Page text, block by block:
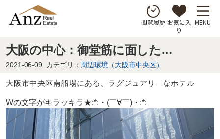
閲覧履歴 お気に入
り
MENU
大阪の中心：御堂筋に面した…
2021-06-09 カテゴリ： 周辺環境（大阪市中央区）
大阪市中央区南船場にある、ラグジュアリーなホテル
Wの文字がキラッキラ★:*:・(￣∀￣)・:*: